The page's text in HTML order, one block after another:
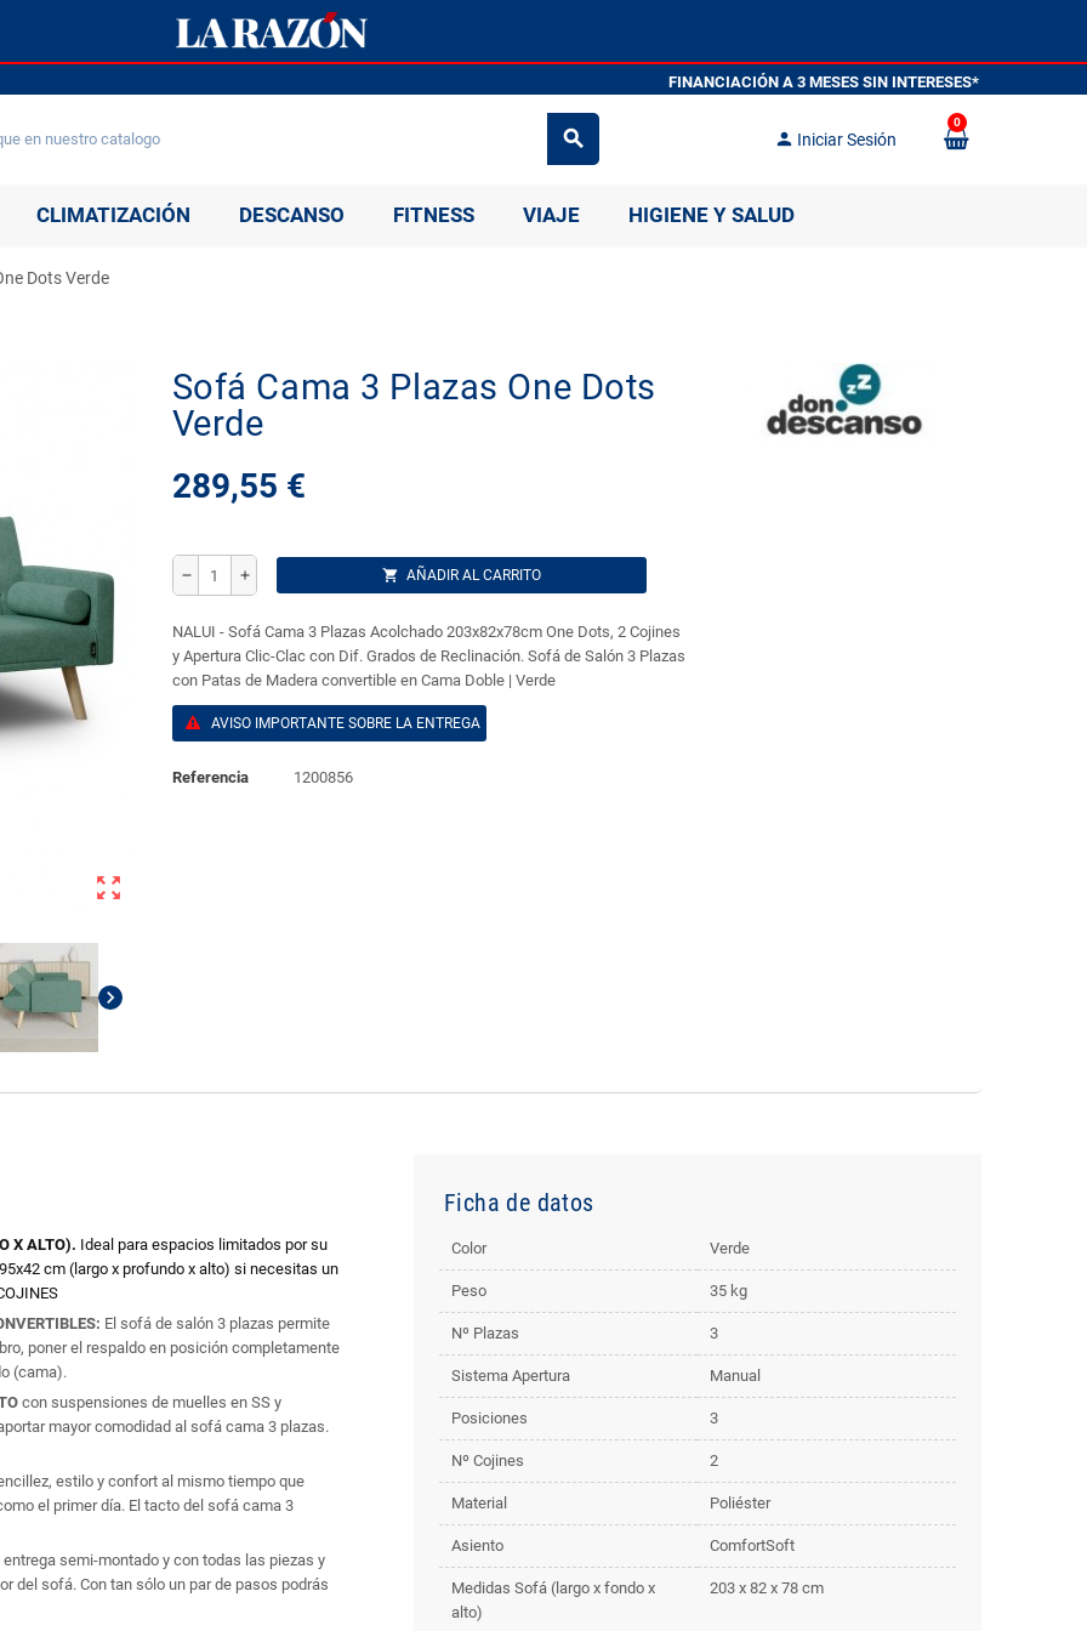
FINANCIACIÓN A 3 MESES SIN
search person Iniciar Sesión
0
CLIMATIZACIÓN DESCANSO FITNESS VIAJE HIGIENE Y SALUD
Dots Verde
zoom_out_map
chevron_right
Sofá Cama 3 Plazas One Dots
Verde
289,55 €
remove add shopping_cart AÑADIR AL CARRITO
NALUI - Sofá Cama 3 Plazas Acolchado 203x82x78cm One Dots, 2 Cojines
y Apertura Clic-Clac con Dif. Grados de Reclinación. Sofá de Salón 3 Plazas
con Patas de Madera convertible en Cama Doble | Verde
AVISO IMPORTANTE SOBRE LA ENTREGA
Referencia 1200856
X ALTO). Ideal para espacios limitados por su
cm (largo x profundo x alto) si necesitas un
El sofá de salón 3 plazas permite
poner el respaldo en posición completamente
(cama).
con suspensiones de muelles en SS y
mayor comodidad al sofá cama 3 plazas.
estilo y confort al mismo tiempo que
el primer día. El tacto del sofá cama 3
semi-montado y con todas las piezas y
del sofá. Con tan sólo un par de pasos podrás
Ficha de datos
Color Verde
Peso 35 kg
Nº Plazas 3
Sistema Apertura Manual
Posiciones 3
Nº Cojines 2
Material Poliéster
Asiento ComfortSoft
Medidas Sofá (largo x fondo x
alto)
203 x 82 x 78 cm